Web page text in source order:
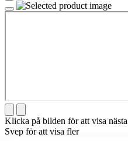
Klicka på bilden för att visa nästa
Svep för att visa fler